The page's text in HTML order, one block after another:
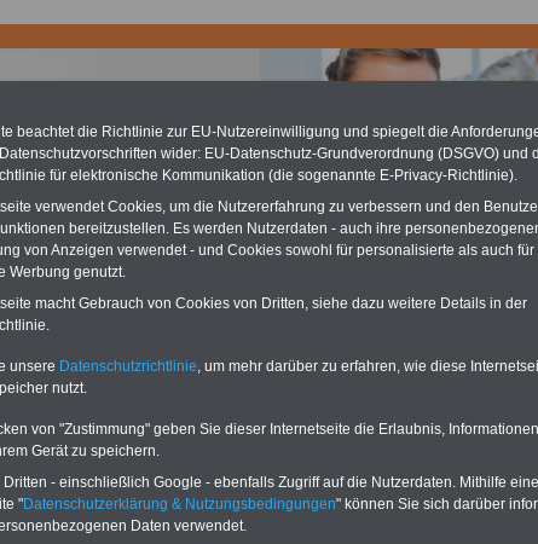
für Beamte auch im Ruhestand (zu geringe Alimentation)
hat die Berliner Landesbesoldung für verfassungs-
(Berlin muss bisMärz 2027 eine Neuregelung der Besoldung
Auch beim Bund (Beamte & Ruhestandsbeamte) gibt es teilweise
(Medienberichten zufolge liegt diese füralle (!) Beamte
mind. 3.000 und 13.000 Euro
, Der INFO-SERVICE gibt hierzu eine
heraus, die unmittelbar nach dem Beschluss des Gesetzentwurfs der
.
Wegfall der Praxisgebühr auch für Beamte;
beachtet die Richtlinie zur EU-Nutzereinwilligung und spiegelt die
wider: EU-Datenschutz-Grundverordnung (DSGVO) und
für elektronische Kommunikation (die sogenannte E-Privacy-Richtlinie).
verwendet Cookies, um die Nutzererfahrung zu verbessern und den
bereitzustellen. Es werden Nutzerdaten - auch ihre
von Anzeigen verwendet - und Cookies sowohl für personalisierte als auch für
Werbung genutzt.
macht Gebrauch von Cookies von Dritten, siehe dazu weitere Details in der
unsere Datenschutzrichtlinie, um mehr darüber zu erfahren, wie diese
nutzt.
von "Zustimmung" geben Sie dieser Internetseite die Erlaubnis,
Gerät zu speichern.
- einschließlich Google - ebenfalls Zugriff auf die Nutzerdaten. Mithilfe
"Datenschutzerklärung & Nutzungsbedingungen" können Sie sich darüber
Daten verwendet.